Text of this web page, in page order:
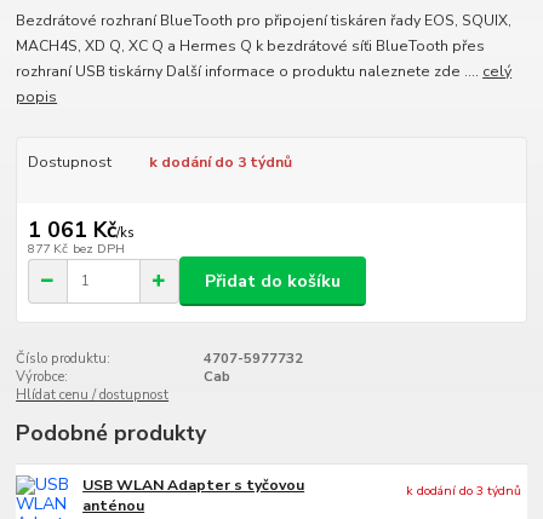
Bezdrátové rozhraní BlueTooth pro připojení tiskáren řady EOS, SQUIX,
MACH4S, XD Q, XC Q a Hermes Q k bezdrátové síťi BlueTooth přes
rozhraní USB tiskárny Další informace o produktu naleznete zde .... celý
popis
Dostupnost k dodání do 3 týdnů
1 061 Kč/ks
877 Kč bez DPH
Přidat do košíku
Číslo produktu:
4707-5977732
Výrobce:
Cab
Hlídat cenu / dostupnost
Podobné produkty
USB WLAN Adapter s tyčovou
anténou
k dodání do 3 týdnů